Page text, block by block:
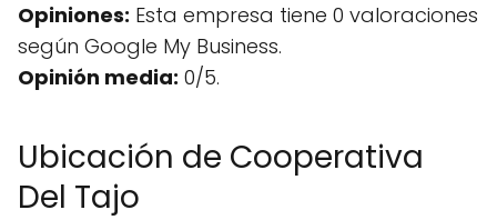
Opiniones: Esta empresa tiene 0 valoraciones
según Google My Business.
Opinión media: 0/5.
Ubicación de Cooperativa
Del Tajo